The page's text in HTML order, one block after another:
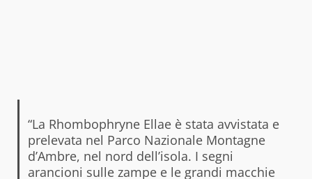
“La Rhombophryne Ellae è stata avvistata e
prelevata nel Parco Nazionale Montagne
d’Ambre, nel nord dell’isola. I segni
arancioni sulle zampe e le grandi macchie